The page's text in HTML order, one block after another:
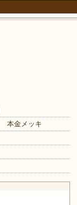
本金メッキ